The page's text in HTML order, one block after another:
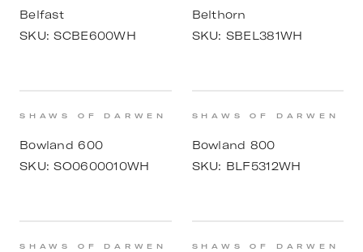
Belfast
SKU:SCBE600WH
Belthorn
SKU: SBEL381WH
SHAWS OF DARWEN
Bowland 600
SKU:SO0600010WH
SHAWS OF DARWEN
Bowland 800
SKU: BLF5312WH
SHAWS OF DARWEN SHAWS OF DARWEN